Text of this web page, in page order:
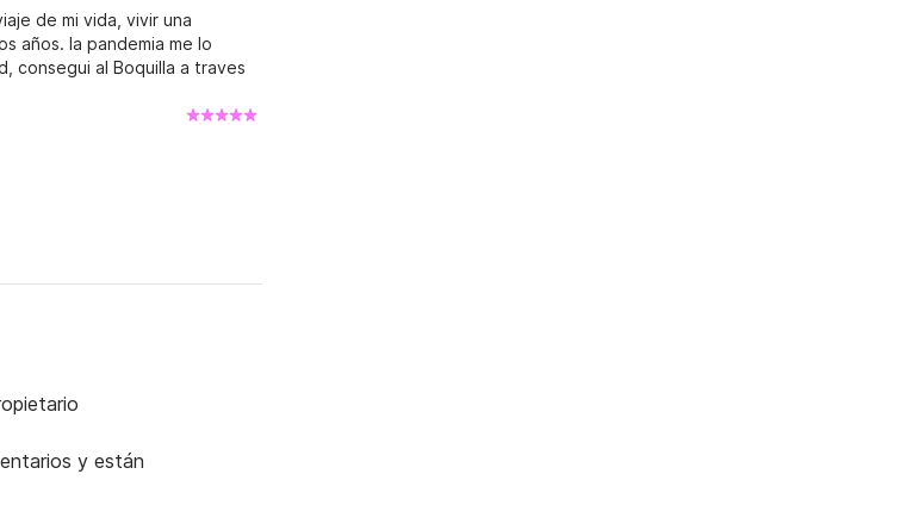
de mi vida, vivir una
años. la pandemia me lo
consegui al Boquilla a traves
y están